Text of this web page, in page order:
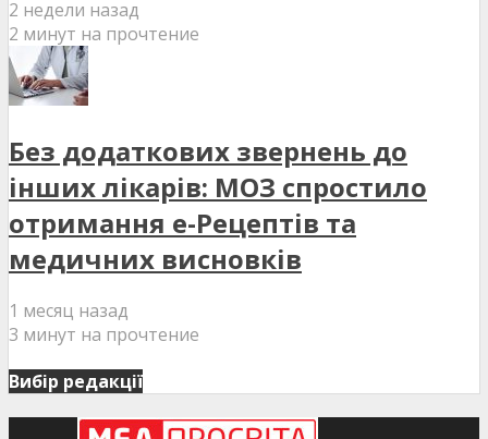
2 недели назад
2 минут на прочтение
Без додаткових звернень до
інших лікарів: МОЗ спростило
отримання е-Рецептів та
медичних висновків
1 месяц назад
3 минут на прочтение
Вибір редакції